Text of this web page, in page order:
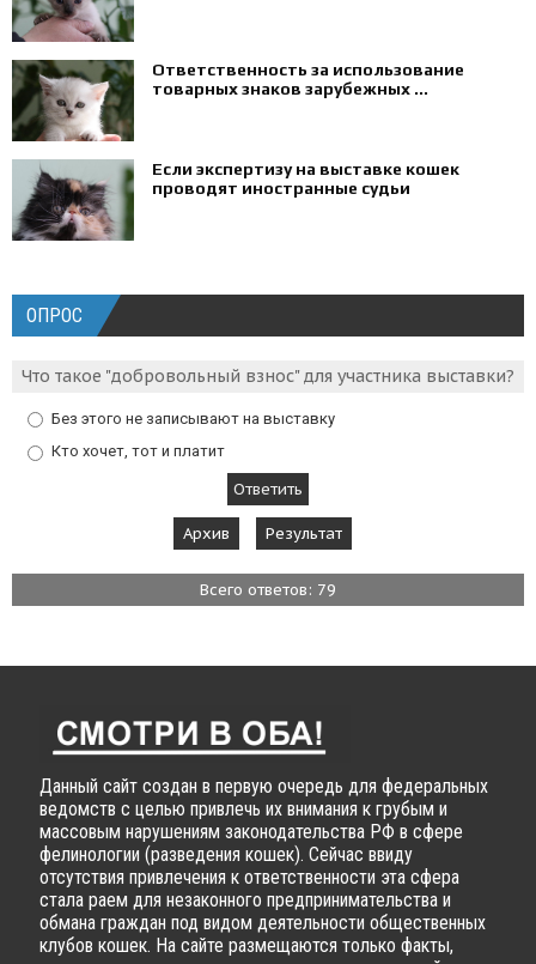
Ответственность за использование
товарных знаков зарубежных ...
Если экспертизу на выставке кошек
проводят иностранные судьи
ОПРОС
Что такое "добровольный взнос" для участника выставки?
Без этого не записывают на выставку
Кто хочет, тот и платит
Архив Результат
Всего ответов: 79
Данный сайт создан в первую очередь для федеральных
ведомств с целью привлечь их внимания к грубым и
массовым нарушениям законодательства РФ в сфере
фелинологии (разведения кошек). Сейчас ввиду
отсутствия привлечения к ответственности эта сфера
стала раем для незаконного предпринимательства и
обмана граждан под видом деятельности общественных
клубов кошек. На сайте размещаются только факты,